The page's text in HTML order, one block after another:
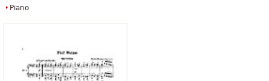
Piano